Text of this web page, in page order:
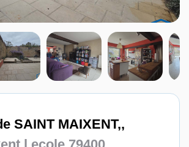
SAINT MAIXENT,,